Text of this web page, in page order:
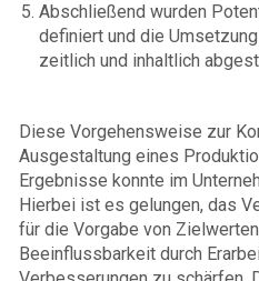
Abschließend wurden
definiert und die
zeitlich und inhaltlich
Diese Vorgehensweise zur
Ausgestaltung eines
Ergebnisse konnte im
Hierbei ist es gelungen, das
für die Vorgabe von
Beeinflussbarkeit durch